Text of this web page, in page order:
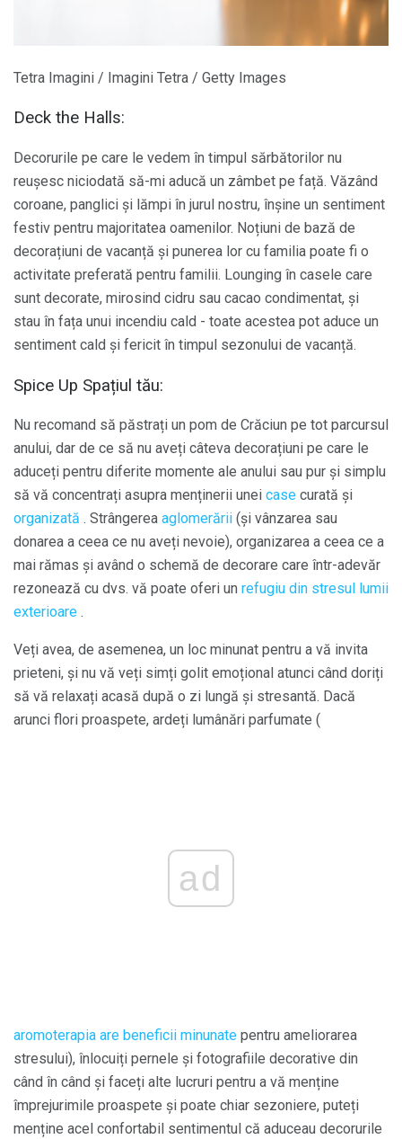
Tetra Imagini / Imagini Tetra / Getty Images
Deck the Halls:
Decorurile pe care le vedem în timpul sărbătorilor nu
reușesc niciodată să-mi aducă un zâmbet pe față. Văzând
coroane, panglici și lămpi în jurul nostru, înșine un sentiment
festiv pentru majoritatea oamenilor. Noțiuni de bază de
decorațiuni de vacanță și punerea lor cu familia poate fi o
activitate preferată pentru familii. Lounging în casele care
sunt decorate, mirosind cidru sau cacao condimentat, și
stau în fața unui incendiu cald - toate acestea pot aduce un
sentiment cald și fericit în timpul sezonului de vacanță.
Spice Up Spațiul tău:
Nu recomand să păstrați un pom de Crăciun pe tot parcursul
anului, dar de ce să nu aveți câteva decorațiuni pe care le
aduceți pentru diferite momente ale anului sau pur și simplu
să vă concentrați asupra menținerii unei case curată și
organizată . Strângerea aglomerării (și vânzarea sau
donarea a ceea ce nu aveți nevoie), organizarea a ceea ce a
mai rămas și având o schemă de decorare care într-adevăr
rezonează cu dvs. vă poate oferi un refugiu din stresul lumii
exterioare .
Veți avea, de asemenea, un loc minunat pentru a vă invita
prieteni, și nu vă veți simți golit emoțional atunci când doriți
să vă relaxați acasă după o zi lungă și stresantă. Dacă
arunci flori proaspete, ardeți lumânări parfumate (
ad
aromoterapia are beneficii minunate pentru ameliorarea
stresului), înlocuiți pernele și fotografiile decorative din
când în când și faceți alte lucruri pentru a vă menține
împrejurimile proaspete și poate chiar sezoniere, puteți
menține acel confortabil sentimentul că aduceau decorurile